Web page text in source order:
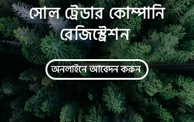
সোল ট্রেডার কোম্পানি
রেজিস্ট্রেশন
অনলাইনে আবেদন করুন